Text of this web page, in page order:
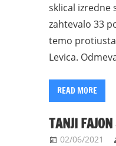
sklical izredne
zahtevalo 33
temo
Levica.
READ MORE
TANJI
02/06/2021